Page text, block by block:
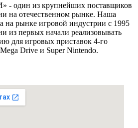
- один из крупнейших поставщиков
на отечественном рынке. Наша
на рынке игровой индустрии с 1995
из первых начали реализовывать
для игровых приставок 4-го
Drive и Super Nintendo.